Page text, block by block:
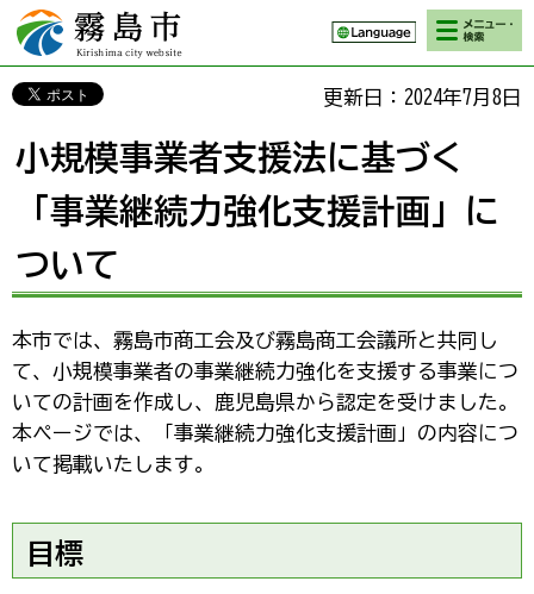
霧島市 Kirishima
city website
検索・メニ
ュー
更新日：2024年7月8日
小規模事業者支援法に基づく
「事業継続力強化支援計画」に
ついて
本市では、霧島市商工会及び霧島商工会議所と共同し
て、小規模事業者の事業継続力強化を支援する事業につ
いての計画を作成し、鹿児島県から認定を受けました。
本ページでは、「事業継続力強化支援計画」の内容につ
いて掲載いたします。
目標